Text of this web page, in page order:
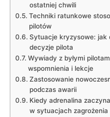
ostatniej chwili
Techniki ratunkowe
pilotów
Sytuacje kryzysowe: jak
decyzje pilota
Wywiady z byłymi
wspomnienia ⁣i lekcje
Zastosowanie
podczas awarii
Kiedy adrenalina
w sytuacjach zagrożenia